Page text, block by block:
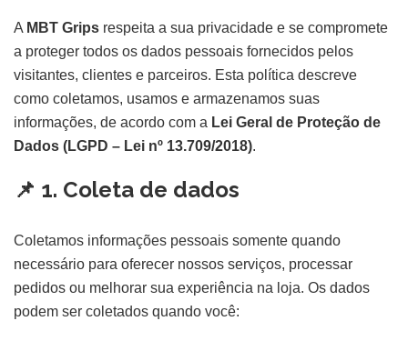
A MBT Grips respeita a sua privacidade e se compromete
a proteger todos os dados pessoais fornecidos pelos
visitantes, clientes e parceiros. Esta política descreve
como coletamos, usamos e armazenamos suas
informações, de acordo com a Lei Geral de Proteção de
Dados (LGPD – Lei nº 13.709/2018).
📌 1. Coleta de dados
Coletamos informações pessoais somente quando
necessário para oferecer nossos serviços, processar
pedidos ou melhorar sua experiência na loja. Os dados
podem ser coletados quando você: